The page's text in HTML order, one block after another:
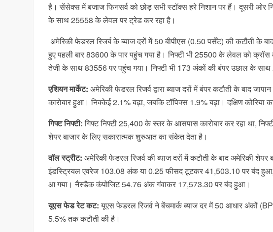
है। सेंसेक्स में बजाज फिनसर्व को छोड़ सभी स्टॉक्स हरे निशान पर हैं। दूसरी ओर
के साथ 25558 के लेवल पर ट्रेड कर रहा है।
अमेरिकी फेडरल रिजर्ब के ब्याज दरों में 50 बीपीएस (0.50 पर्सेंट) की कटौती के
हुए पहली बार 83600 के पार पहुंच गया है। निफ्टी भी 25500 के लेवल को
तेजी के साथ 83556 पर पहुंच गया। निफ्टी भी 173 अंकों की बंपर उछाल के
एशियन मार्केट:अमेरिकी फेडरल रिजर्व द्वारा ब्याज दरों में बंपर कटौती के बाद
कारोबार हुआ। निक्केई 2.1% बढ़ा, जबकि टॉपिक्स 1.9% बढ़ा। दक्षिण
गिफ्ट निफ्टी:गिफ्ट निफ्टी 25,400 के स्तर के आसपास कारोबार कर रहा था,
शेयर बाजार के लिए सकारात्मक शुरुआत का संकेत देता है।
वॉल स्ट्रीट:अमेरिकी फेडरल रिजर्व की ब्याज दरों में कटौती के बाद अमेरिकी
इंडस्ट्रियल एवरेज 103.08 अंक या 0.25 फीसद टूटकर 41,503.10 पर बंद
आ गया। नैस्डैक कंपोजिट 54.76 अंक गंवाकर 17,573.30 पर बंद हुआ।
यूएस फेड रेट कट:यूएस फेडरल रिजर्व ने बेंचमार्क ब्याज दर में 50 आधार अंकों
5.5% तक कटौती की है।